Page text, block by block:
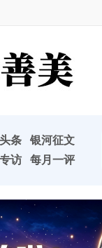
条
银河征文
访
每月一评